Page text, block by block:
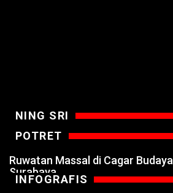
NING SRI
POTRET
Ruwatan Massal di Cagar
Surabaya
INFOGRAFIS